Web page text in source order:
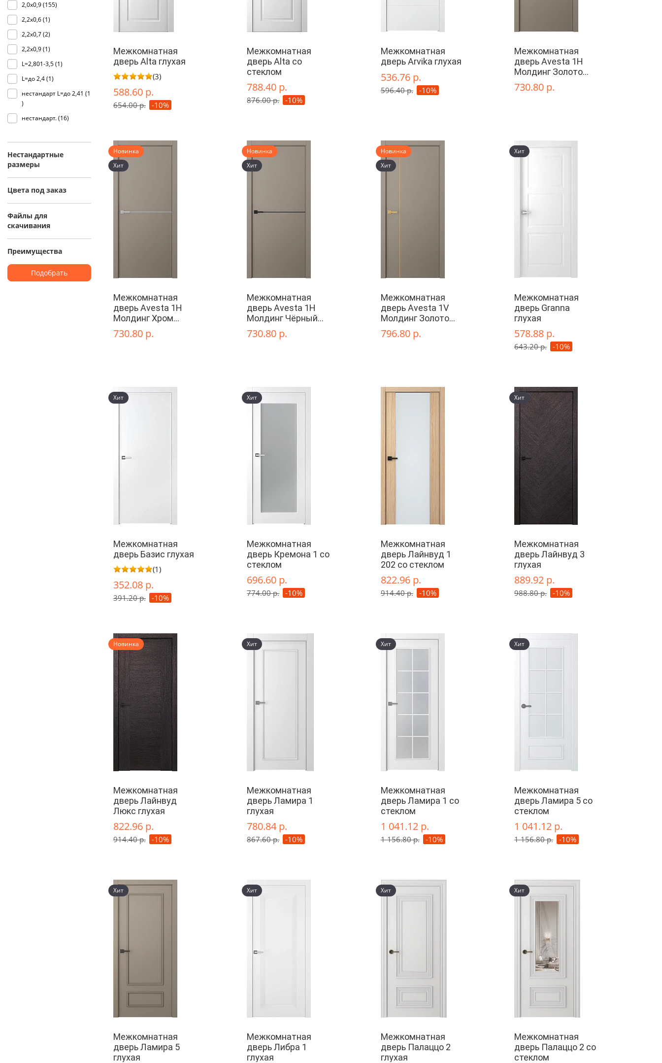
2,0х0,9 (155)
2,2х0,6 (1)
2,2х0,7 (2)
2,2х0,9 (1)
L=2,801-3,5 (1)
L=до 2,4 (1)
нестандарт L=до 2,41 (1
)
нестандарт. (16)
Нестандартные
размеры
Цвета под заказ
Файлы для
скачивания
Преимущества
Подобрать
Межкомнатная
дверь Alta глухая
(3)
588.60 р.
654.00 р. -10%
Межкомнатная
дверь Alta со
стеклом
788.40 р.
876.00 р. -10%
Межкомнатная
дверь Arvika глухая
536.76 р.
596.40 р. -10%
Межкомнатная
дверь Avesta 1H
Молдинг Золото
глухая
730.80 р.
Новинка
Хит
Межкомнатная
дверь Avesta 1H
Молдинг Хром
декоративные
элементы
730.80 р.
Новинка
Хит
Межкомнатная
дверь Avesta 1H
Молдинг Чёрный
декоративные
элементы
730.80 р.
Новинка
Хит
Межкомнатная
дверь Avesta 1V
Молдинг Золото
глухая
796.80 р.
Хит
Межкомнатная
дверь Granna
глухая
578.88 р.
643.20 р. -10%
Хит
Межкомнатная
дверь Базис глухая
(1)
352.08 р.
391.20 р. -10%
Хит
Межкомнатная
дверь Кремона 1 со
стеклом
696.60 р.
774.00 р. -10%
Межкомнатная
дверь Лайнвуд 1
202 со стеклом
822.96 р.
914.40 р. -10%
Хит
Межкомнатная
дверь Лайнвуд 3
глухая
889.92 р.
988.80 р. -10%
Новинка
Межкомнатная
дверь Лайнвуд
Люкс глухая
822.96 р.
914.40 р. -10%
Хит
Межкомнатная
дверь Ламира 1
глухая
780.84 р.
867.60 р. -10%
Хит
Межкомнатная
дверь Ламира 1 со
стеклом
1 041.12 р.
1 156.80 р. -10%
Хит
Межкомнатная
дверь Ламира 5 со
стеклом
1 041.12 р.
1 156.80 р. -10%
Хит
Межкомнатная
дверь Ламира 5
глухая
Хит
Межкомнатная
дверь Либра 1
глухая
Хит
Межкомнатная
дверь Палаццо 2
глухая
Хит
Межкомнатная
дверь Палаццо 2 со
стеклом